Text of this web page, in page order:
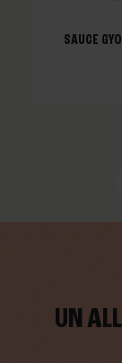
SAUCE
UN